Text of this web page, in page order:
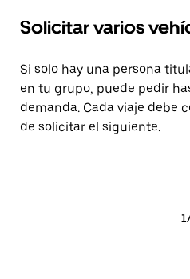
Solicitar varios
Si solo hay una persona
en tu grupo, puede pedir
demanda. Cada viaje debe
de solicitar el siguiente.